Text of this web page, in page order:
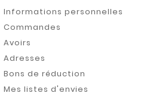
Informations personnelles
Commandes
Avoirs
Adresses
Bons de réduction
Mes listes d'envies